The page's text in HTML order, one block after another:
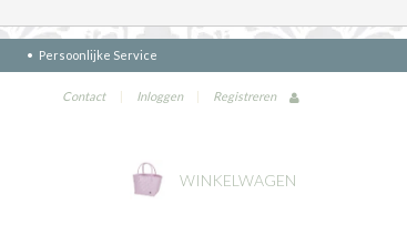
Persoonlijke Service
Contact | Inloggen | Registreren
WINKELWAGEN